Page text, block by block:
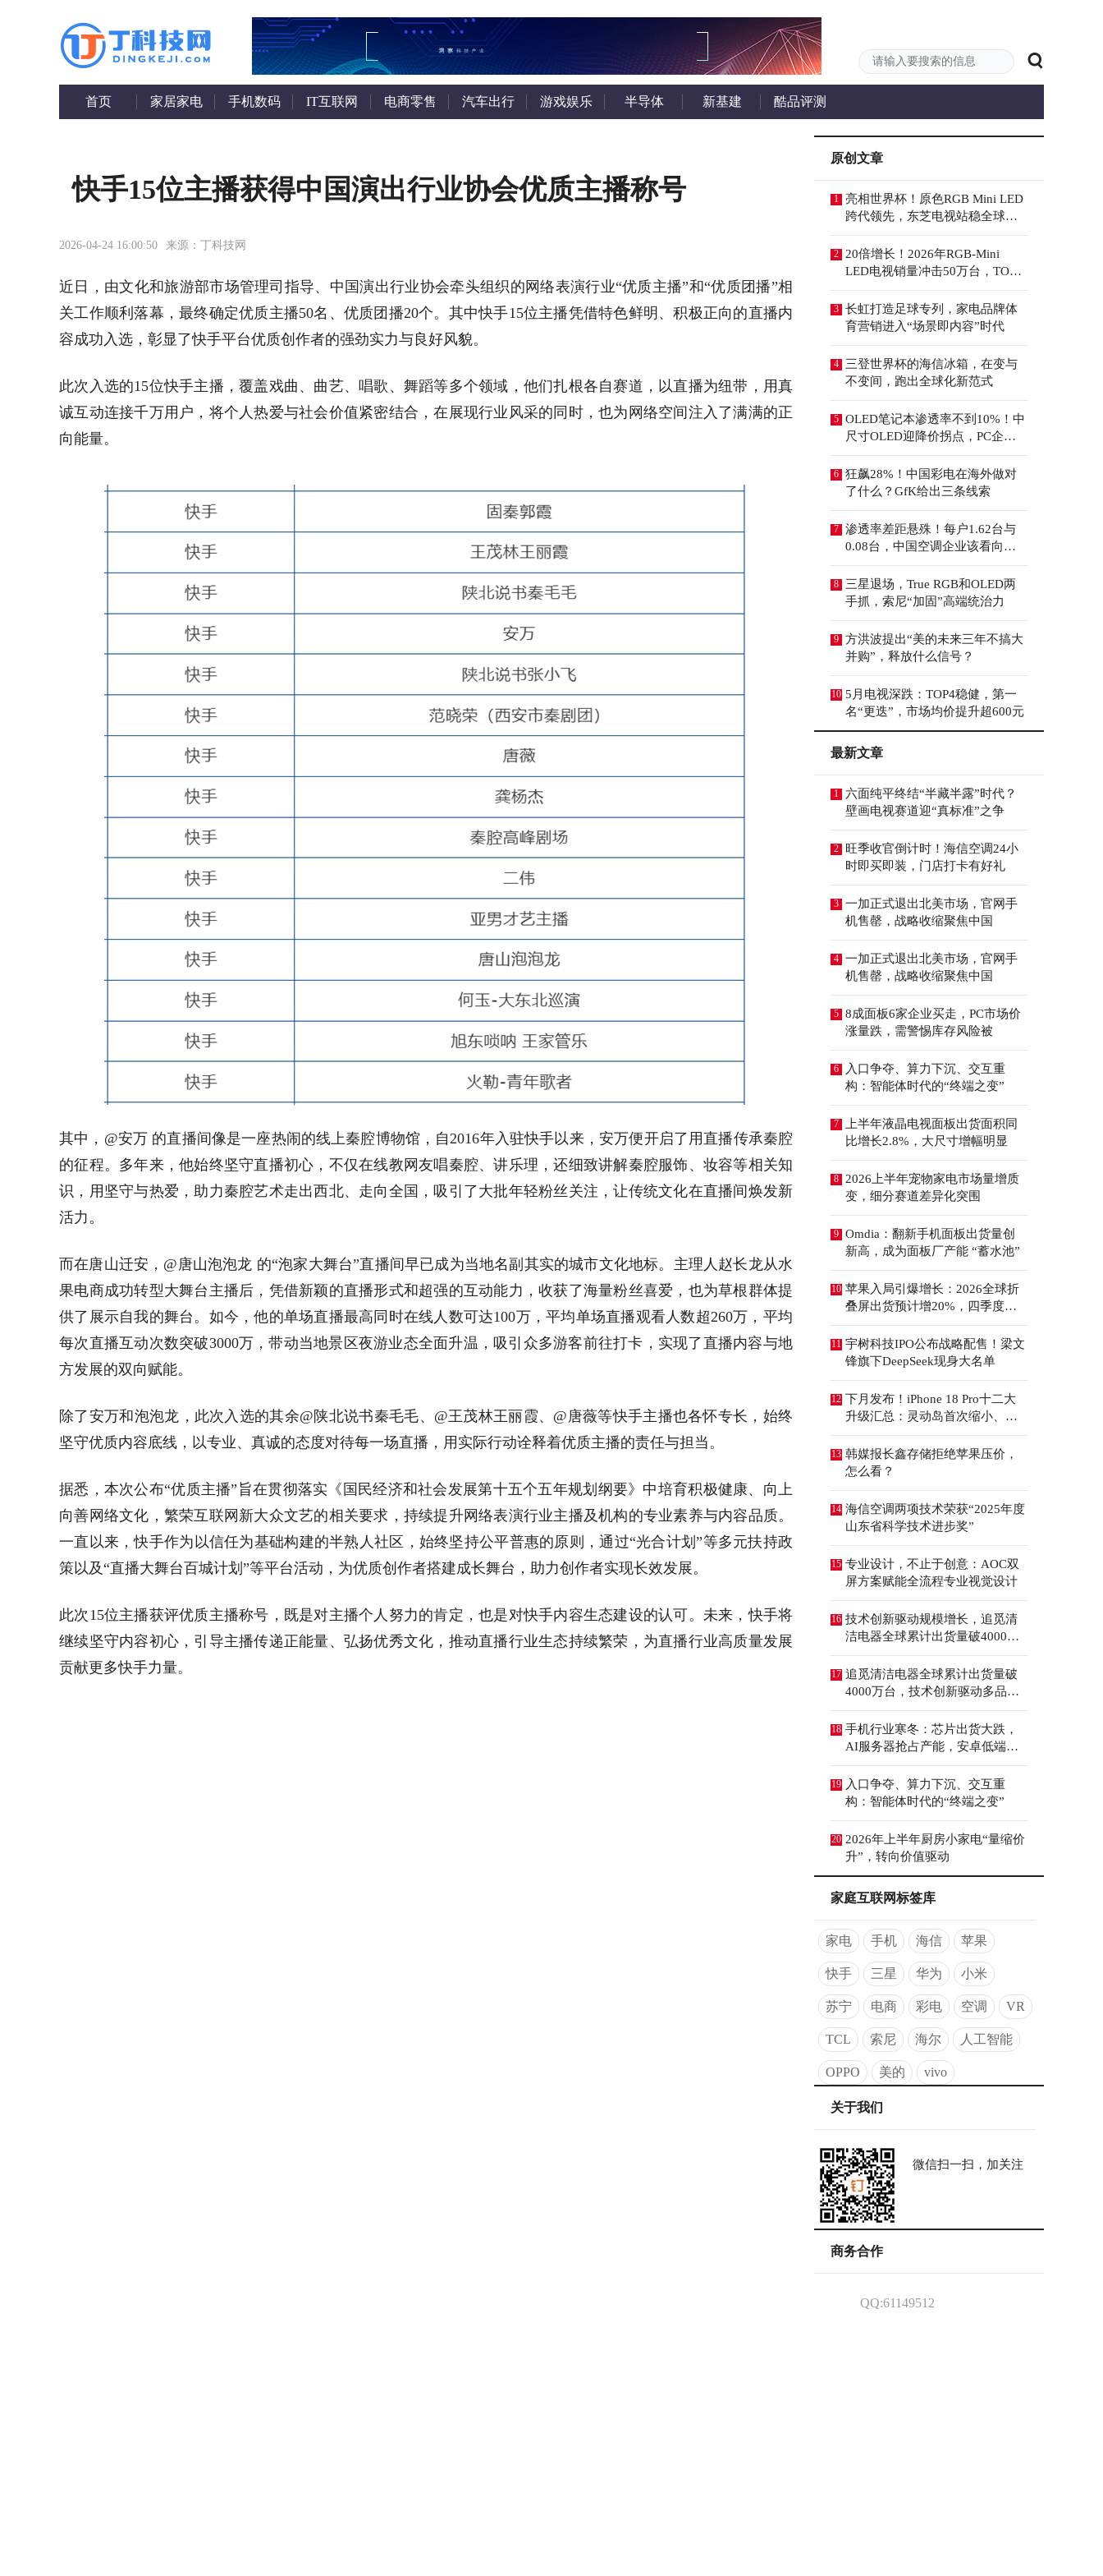
首页 家居家电 手机数码 IT互联网 电商零售 汽车出行 游戏娱乐 半导体 新基建 酷品评测
快手15位主播获得中国演出行业协会优质主播称号
2026-04-24 16:00:50 来源：丁科技网
近日，由文化和旅游部市场管理司指导、中国演出行业协会牵头组织的网络表演行业“优质主播”和“优质团播”相
关工作顺利落幕，最终确定优质主播50名、优质团播20个。其中快手15位主播凭借特色鲜明、积极正向的直播内
容成功入选，彰显了快手平台优质创作者的强劲实力与良好风貌。
此次入选的15位快手主播，覆盖戏曲、曲艺、唱歌、舞蹈等多个领域，他们扎根各自赛道，以直播为纽带，用真
诚互动连接千万用户，将个人热爱与社会价值紧密结合，在展现行业风采的同时，也为网络空间注入了满满的正
向能量。
其中，@安万 的直播间像是一座热闹的线上秦腔博物馆，自2016年入驻快手以来，安万便开启了用直播传承秦腔
的征程。多年来，他始终坚守直播初心，不仅在线教网友唱秦腔、讲乐理，还细致讲解秦腔服饰、妆容等相关知
识，用坚守与热爱，助力秦腔艺术走出西北、走向全国，吸引了大批年轻粉丝关注，让传统文化在直播间焕发新
活力。
而在唐山迁安，@唐山泡泡龙 的“泡家大舞台”直播间早已成为当地名副其实的城市文化地标。主理人赵长龙从水
果电商成功转型大舞台主播后，凭借新颖的直播形式和超强的互动能力，收获了海量粉丝喜爱，也为草根群体提
供了展示自我的舞台。如今，他的单场直播最高同时在线人数可达100万，平均单场直播观看人数超260万，平均
每次直播互动次数突破3000万，带动当地景区夜游业态全面升温，吸引众多游客前往打卡，实现了直播内容与地
方发展的双向赋能。
除了安万和泡泡龙，此次入选的其余@陕北说书秦毛毛、@王茂林王丽霞、@唐薇等快手主播也各怀专长，始终
坚守优质内容底线，以专业、真诚的态度对待每一场直播，用实际行动诠释着优质主播的责任与担当。
据悉，本次公布“优质主播”旨在贯彻落实《国民经济和社会发展第十五个五年规划纲要》中培育积极健康、向上
向善网络文化，繁荣互联网新大众文艺的相关要求，持续提升网络表演行业主播及机构的专业素养与内容品质。
一直以来，快手作为以信任为基础构建的半熟人社区，始终坚持公平普惠的原则，通过“光合计划”等多元扶持政
策以及“直播大舞台百城计划”等平台活动，为优质创作者搭建成长舞台，助力创作者实现长效发展。
此次15位主播获评优质主播称号，既是对主播个人努力的肯定，也是对快手内容生态建设的认可。未来，快手将
继续坚守内容初心，引导主播传递正能量、弘扬优秀文化，推动直播行业生态持续繁荣，为直播行业高质量发展
贡献更多快手力量。
原创文章
1
亮相世界杯！原色RGB Mini LED
跨代领先，东芝电视站稳全球高
端赛道
2
20倍增长！2026年RGB-Mini
LED电视销量冲击50万台，TOP3
几乎包圆
3 长虹打造足球专列，家电品牌体
育营销进入“场景即内容”时代
4
三登世界杯的海信冰箱，在变与
不变间，跑出全球化新范式
5 OLED笔记本渗透率不到10%！中
尺寸OLED迎降价拐点，PC企业
机会来了
6 狂飙28%！中国彩电在海外做对
了什么？GfK给出三条线索
7 渗透率差距悬殊！每户1.62台与
0.08台，中国空调企业该看向哪
里？
8
三星退场，True RGB和OLED两
手抓，索尼“加固”高端统治力
9 方洪波提出“美的未来三年不搞大
并购”，释放什么信号？
10 5月电视深跌：TOP4稳健，第一
名“更迭”，市场均价提升超600元
最新文章
1
六面纯平终结“半藏半露”时代？
壁画电视赛道迎“真标准”之争
2
旺季收官倒计时！海信空调24小
时即买即装，门店打卡有好礼
3 一加正式退出北美市场，官网手
机售罄，战略收缩聚焦中国
4 一加正式退出北美市场，官网手
机售罄，战略收缩聚焦中国
5 8成面板6家企业买走，PC市场价
涨量跌，需警惕库存风险被
6
入口争夺、算力下沉、交互重
构：智能体时代的“终端之变”
7
上半年液晶电视面板出货面积同
比增长2.8%，大尺寸增幅明显
8
2026上半年宠物家电市场量增质
变，细分赛道差异化突围
9 Omdia：翻新手机面板出货量创
新高，成为面板厂产能 “蓄水池”
10 苹果入局引爆增长：2026全球折
叠屏出货预计增20%，四季度成
全年销量关键窗口
11 宇树科技IPO公布战略配售！梁文
锋旗下DeepSeek现身大名单
12 下月发布！iPhone 18 Pro十二大
升级汇总：灵动岛首次缩小、首
次2nm芯片
13 韩媒报长鑫存储拒绝苹果压价，
怎么看？
14 海信空调两项技术荣获“2025年度
山东省科学技术进步奖”
15 专业设计，不止于创意：AOC双
屏方案赋能全流程专业视觉设计
16 技术创新驱动规模增长，追觅清
洁电器全球累计出货量破4000万
台
17 追觅清洁电器全球累计出货量破
4000万台，技术创新驱动多品类
增长
18 手机行业寒冬：芯片出货大跌，
AI服务器抢占产能，安卓低端压
力最大
19 入口争夺、算力下沉、交互重
构：智能体时代的“终端之变”
20 2026年上半年厨房小家电“量缩价
升”，转向价值驱动
家庭互联网标签库
家电 手机 海信 苹果
快手 三星 华为 小米
苏宁 电商 彩电 空调 VR
TCL 索尼 海尔 人工智能
OPPO 美的 vivo
关于我们
微信扫一扫，加关注
商务合作
QQ:61149512